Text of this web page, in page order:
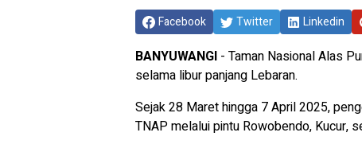
Facebook Twitter Linkedin
BANYUWANGI - Taman Nasional Alas
selama libur panjang Lebaran.
Sejak 28 Maret hingga 7 April 2025,
TNAP melalui pintu Rowobendo, Kucur,